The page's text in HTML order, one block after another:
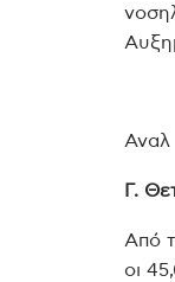
Αναλ
Γ.
Από
οι